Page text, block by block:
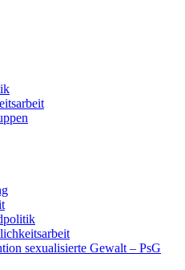
sexualisierte Gewalt – PsG